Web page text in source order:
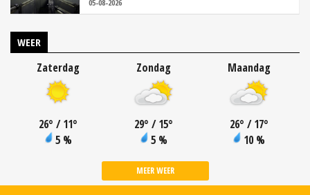
05-08-2026
WEER
Zaterdag
26° / 11°
5 %
Zondag
29° / 15°
5 %
Maandag
26° / 17°
10 %
MEER WEER